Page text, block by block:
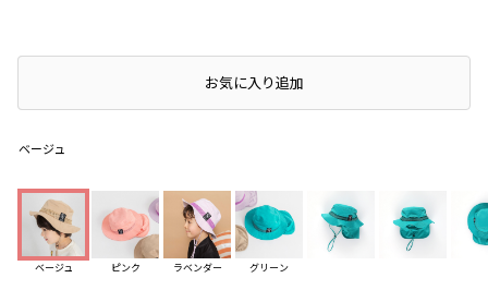
ベージュ
ベージュ ピンク ラベンダー グリーン
店頭在庫を確認するお気に入り追加